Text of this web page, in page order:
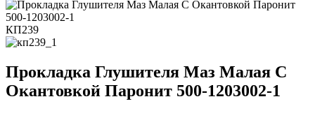
КП239
Прокладка Глушителя Маз Малая С
Окантовкой Паронит 500-1203002-1